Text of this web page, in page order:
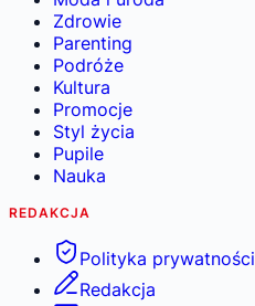
Zdrowie
Parenting
Podróże
Kultura
Promocje
Styl życia
Pupile
Nauka
REDAKCJA
Polityka prywatności
Redakcja